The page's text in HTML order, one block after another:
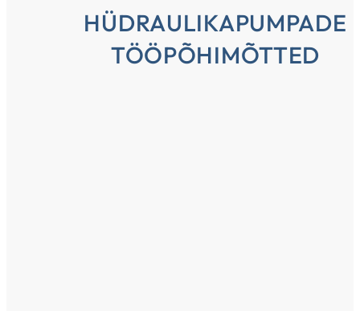
HÜDRAULIKAPUMPADE
TÖÖPÕHIMÕTTED